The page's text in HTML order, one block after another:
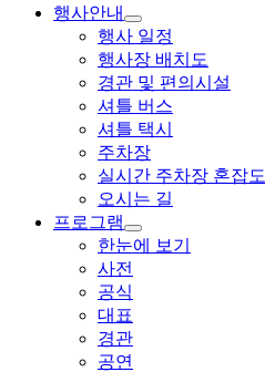
행사안내
행사 일정
행사장 배치도
경관 및 편의시설
셔틀 버스
셔틀 택시
주차장
실시간 주차장 혼잡도
오시는 길
프로그램
한눈에 보기
사전
공식
대표
경관
공연